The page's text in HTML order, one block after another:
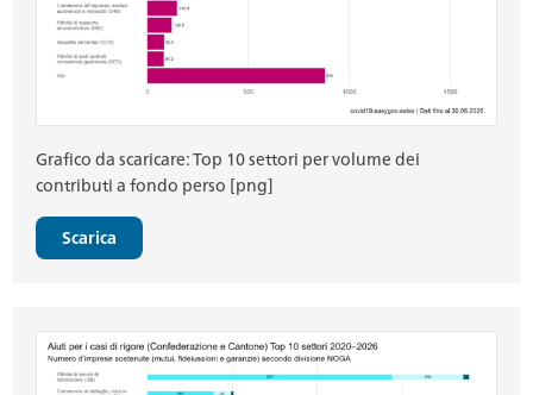
Grafico da scaricare: Top 10 settori per volume dei
contributi a fondo perso [png]
Scarica